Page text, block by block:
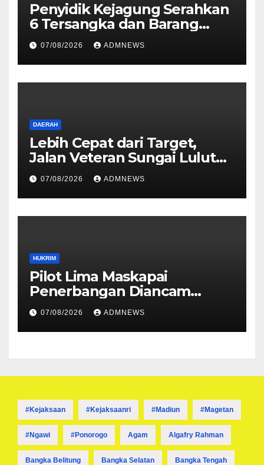
Penyidik Kejagung Serahkan
6 Tersangka dan Barang
Bukti Perkara Korupsi
PETRAL, PES dan ISC ke JPU
Kejari Jakarta Pusat
07/08/2026 ADMNEWS
DAERAH
Lebih Cepat dari Target,
Jalan Veteran Sungai Lulut
Dibuka
07/08/2026 ADMNEWS
HUKRIM
Pilot Lima Maskapai
Penerbangan Diancam
Ditembak Mati OPM
07/08/2026 ADMNEWS
#kejaksaan #kejaksaanri #madiun #magetan
#ngawi #ponorogo Agam Algafry Rahman
Bangka Belitung Bangka Selatan Bangka Tengah